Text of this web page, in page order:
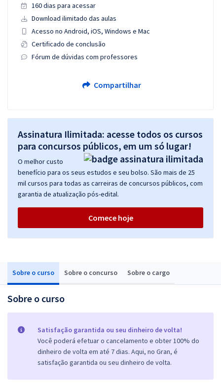
Sobre o curso Sobre o concurso Sobre o cargo
Sobre o curso
Satisfação garantida ou seu dinheiro de volta!
Você poderá efetuar o cancelamento e obter 100% do
dinheiro de volta em até 7 dias. Aqui, no Gran, é
satisfação garantida ou seu dinheiro de volta.
160 dias para acessar
Download ilimitado das aulas
Acesso no Android, iOS, Windows e Mac
Certificado de conclusão
Fórum de dúvidas com professores
Compartilhar
Assinatura Ilimitada: acesse todos os cursos
para concursos públicos, em um só lugar!
O melhor custo
benefício para os seus estudos e seu bolso. São mais de 25
mil cursos para todas as carreiras de concursos públicos, com
garantia de atualização pós-edital.
Comece hoje